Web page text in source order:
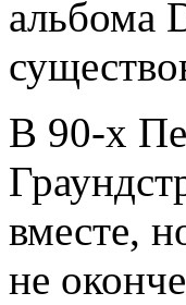
альбома
В 90-х
вместе,
не